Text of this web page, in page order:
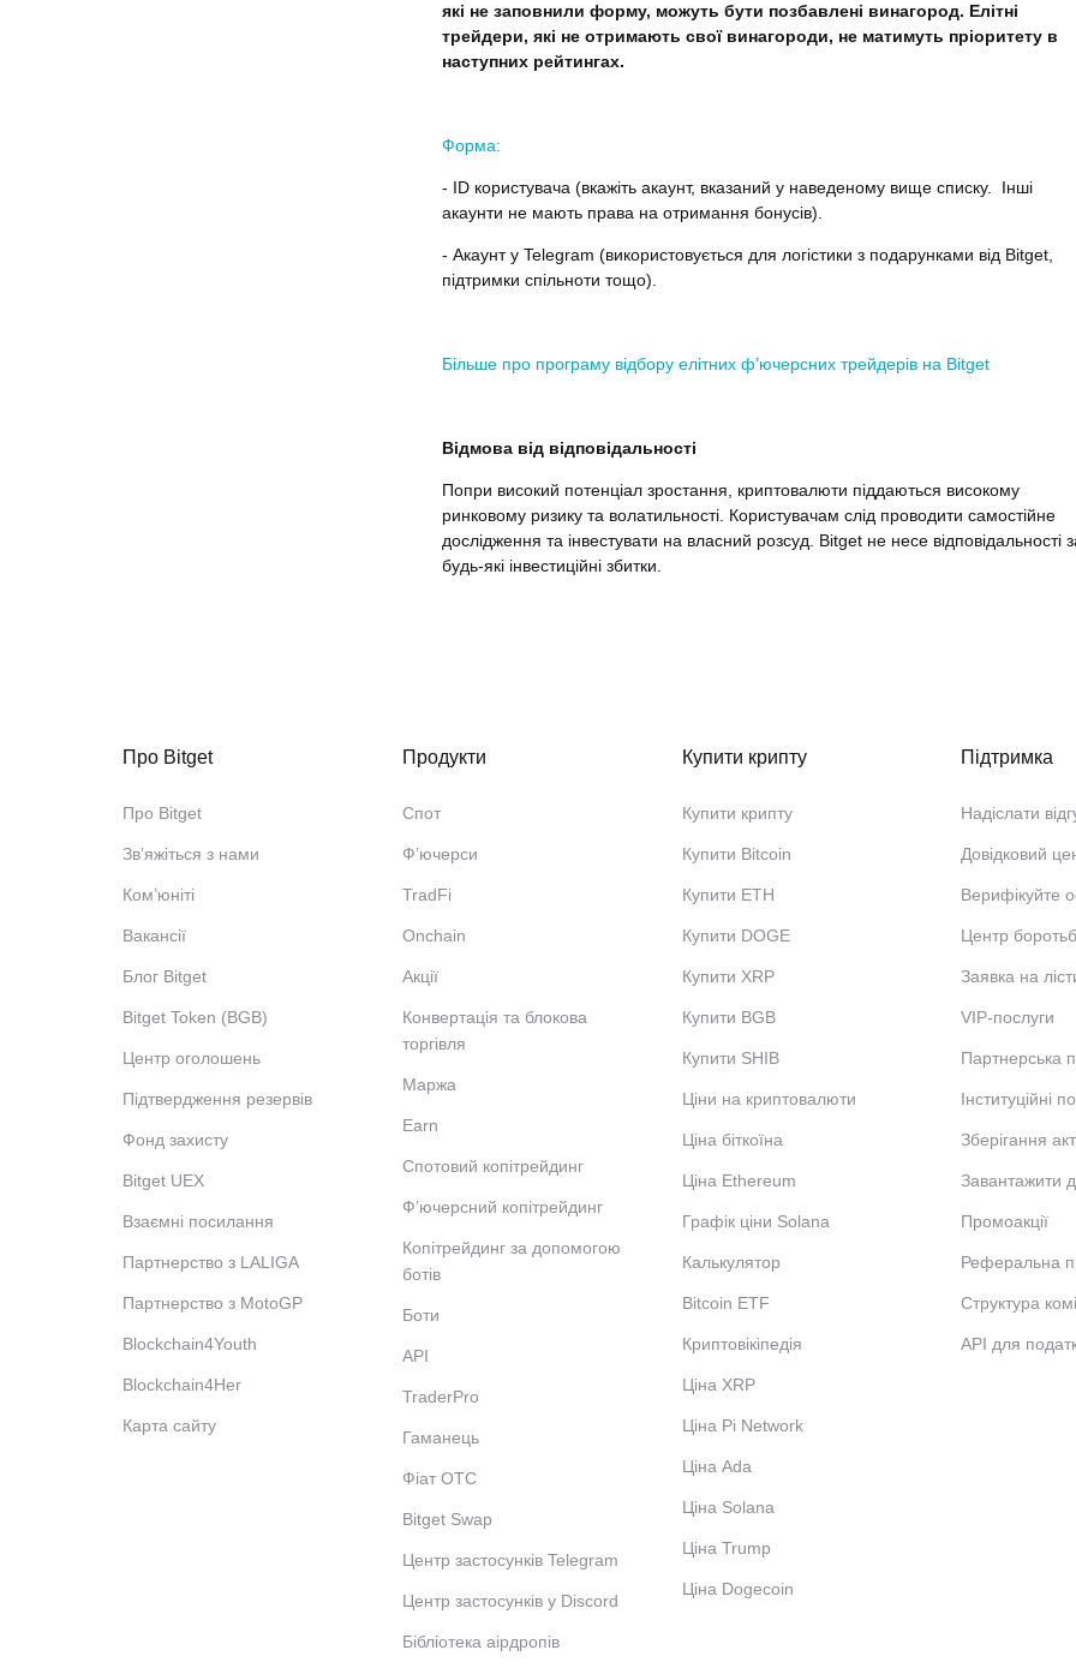
які не заповнили форму, можуть бути позбавлені винагород. Елітні
трейдери, які не отримають свої винагороди, не матимуть пріоритету в
наступних рейтингах.
Форма:
- ID користувача (вкажіть акаунт, вказаний у наведеному вище списку. Інші
акаунти не мають права на отримання бонусів).
- Акаунт у Telegram (використовується для логістики з подарунками від Bitget,
підтримки спільноти тощо).
Більше про програму відбору елітних фʼючерсних трейдерів на Bitget
Відмова від відповідальності
Попри високий потенціал зростання, криптовалюти піддаються високому
ринковому ризику та волатильності. Користувачам слід проводити самостійне
дослідження та інвестувати на власний розсуд. Bitget не несе відповідальності
будь-які інвестиційні збитки.
Про Bitget
Про Bitget
Звʼяжіться з нами
Ком’юніті
Вакансії
Блог Bitget
Bitget Token (BGB)
Центр оголошень
Підтвердження резервів
Фонд захисту
Bitget UEX
Взаємні посилання
Партнерство з LALIGA
Партнерство з MotoGP
Blockchain4Youth
Blockchain4Her
Карта сайту
Продукти
Спот
Ф’ючерси
TradFi
Onchain
Акції
Конвертація та блокова
торгівля
Маржа
Earn
Спотовий копітрейдинг
Фʼючерсний копітрейдинг
Копітрейдинг за допомогою
ботів
Боти
API
TraderPro
Гаманець
Фіат OTC
Bitget Swap
Центр застосунків Telegram
Центр застосунків у Discord
Бібліотека аірдропів
Купити крипту
Купити крипту
Купити Bitcoin
Купити ETH
Купити DOGE
Купити XRP
Купити BGB
Купити SHIB
Ціни на криптовалюти
Ціна біткоїна
Ціна Ethereum
Графік ціни Solana
Калькулятор
Bitcoin ETF
Криптовікіпедія
Ціна XRP
Ціна Pi Network
Ціна Ada
Ціна Solana
Ціна Trump
Ціна Dogecoin
Підтримка
Надіслати
Довідковий
Верифікуйте
Центр
Заявка на
VIP-послуги
Партнерська
Інституційні
Зберігання
Завантажити
Промоакції
Реферальна
Структура
API для